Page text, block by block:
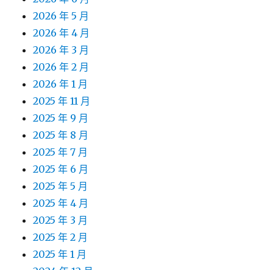
2026 年 5 月
2026 年 4 月
2026 年 3 月
2026 年 2 月
2026 年 1 月
2025 年 11 月
2025 年 9 月
2025 年 8 月
2025 年 7 月
2025 年 6 月
2025 年 5 月
2025 年 4 月
2025 年 3 月
2025 年 2 月
2025 年 1 月